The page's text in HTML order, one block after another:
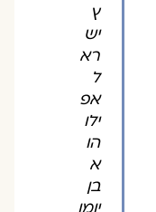
ץ
יש
רא
ל
אפ
ילו
הו
א
בן